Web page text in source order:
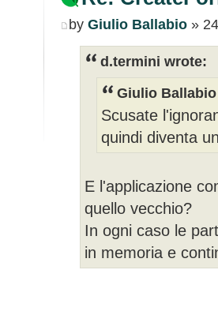
by Giulio Ballabio»
d.termini wrote:
Giulio
Scusate
quindi diventa
E l'applicazione
quello vecchio?
In ogni caso le
in memoria e